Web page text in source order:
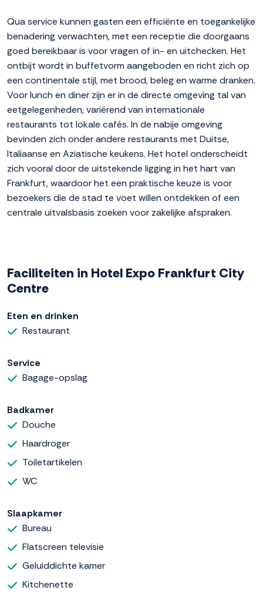
Qua service kunnen gasten een efficiënte en toegankelijke
benadering verwachten, met een receptie die doorgaans
goed bereikbaar is voor vragen of in- en uitchecken. Het
ontbijt wordt in buffetvorm aangeboden en richt zich op
een continentale stijl, met brood, beleg en warme dranken.
Voor lunch en diner zijn er in de directe omgeving tal van
eetgelegenheden, variërend van internationale
restaurants tot lokale cafés. In de nabije omgeving
bevinden zich onder andere restaurants met Duitse,
Italiaanse en Aziatische keukens. Het hotel onderscheidt
zich vooral door de uitstekende ligging in het hart van
Frankfurt, waardoor het een praktische keuze is voor
bezoekers die de stad te voet willen ontdekken of een
centrale uitvalsbasis zoeken voor zakelijke afspraken.
Faciliteiten in Hotel Expo Frankfurt City
Centre
Eten en drinken
Restaurant
Service
Bagage-opslag
Badkamer
Douche
Haardroger
Toiletartikelen
WC
Slaapkamer
Bureau
Flatscreen televisie
Geluiddichte kamer
Kitchenette